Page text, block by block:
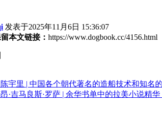
发表于2025年11月6日 15:36:07
本文链接： https://www.dogbook.cc/4156.html
陈宇里 | 中国各个朝代著名的造船技术和知
·吉马良斯·罗萨 | 余华书单中的拉美小说精